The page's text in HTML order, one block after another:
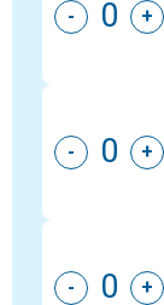
+
-
+
-
+
-